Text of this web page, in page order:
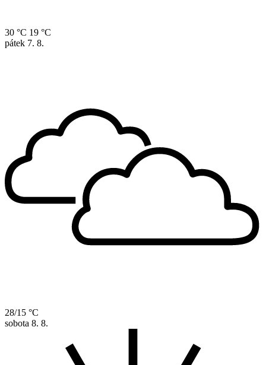
30 °C 19 °C
pátek 7. 8.
28/15 °C
sobota 8. 8.